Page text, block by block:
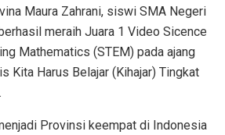
Maura Zahrani, siswi SMA Negeri
meraih Juara 1 Video Sicence
Mathematics (STEM) pada ajang
Kita Harus Belajar (Kihajar) Tingkat
Provinsi keempat di Indonesia